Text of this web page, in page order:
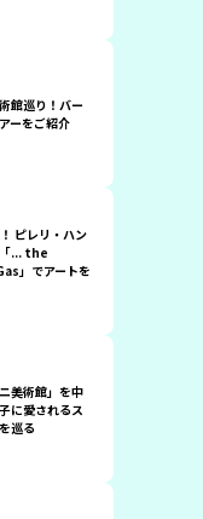
館巡り！バー
ーをご紹介
ピレリ・ハン
... the
」でアートを
美術館」を中
に愛されるス
巡る